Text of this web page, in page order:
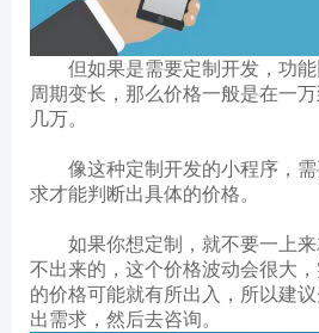
但如果是需要定制开发，功能
周期变长，那么价格一般是在一
几万。
像这种定制开发的小程序，需
求才能判断出具体的价格。
如果你想定制，就不要一上来
不出来的，这个价格波动会很大
的价格可能就有所出入，所以建
出需求，然后去咨询。